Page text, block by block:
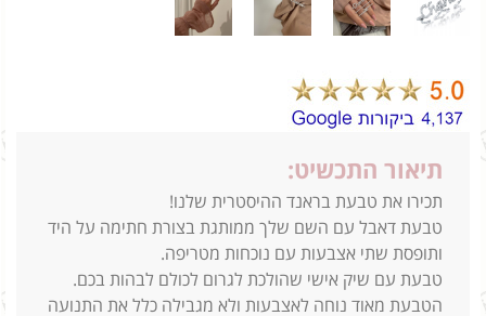
תיאור התכשיט:
תכירו את טבעת בראנד ההיסטרית שלנו!
טבעת דאבל עם השם שלך ממותגת בצורת חתימה על היד
ותופסת שתי אצבעות עם נוכחות מטריפה.
טבעת עם שיק אישי שהולכת לגרום לכולם לבהות בכם.
הטבעת מאוד נוחה לאצבעות ולא מגבילה כלל את התנועה